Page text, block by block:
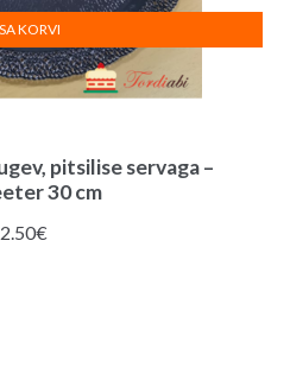
pitsilise servaga –
30 cm
2.50€
KORVI